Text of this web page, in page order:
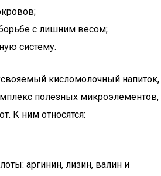
с лишним весом;
систему.
кисломолочный напиток,
полезных микроэлементов,
К ним относятся:
аргинин, лизин, валин и